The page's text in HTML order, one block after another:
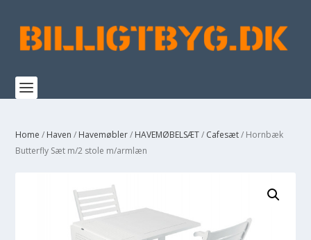
Home / Haven / Havemøbler/ HAVEMØBELSÆT/ Cafesæt/ Hornbæk
Butterfly Sæt m/2 stole m/armlæn